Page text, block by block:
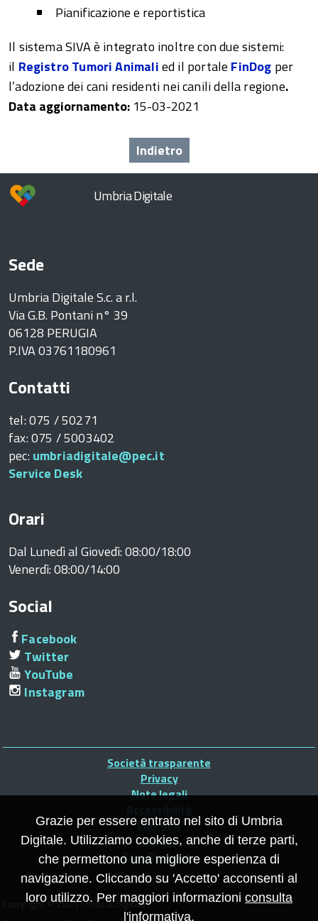
Pianificazione e reportistica
Il sistema SIVA è integrato inoltre con due sistemi:
il Registro Tumori Animalied il portale FinDog per
l’adozione dei cani residenti nei canili della regione.
Data aggiornamento: 15-03-2021
Indietro
Umbria Digitale
Sede
Umbria Digitale S.c. a r.l.
Via G.B. Pontani n° 39
06128 PERUGIA
P.IVA 03761180961
Contatti
tel: 075 / 50271
fax: 075 / 5003402
pec: umbriadigitale@pec.it
Service Desk
Orari
Dal Lunedì al Giovedì: 08:00/18:00
Venerdì: 08:00/14:00
Social
Facebook
Twitter
YouTube
Instagram
pagina
Società trasparente
Privacy
Note legali
Link utili
Credits
Area Riservata
Copyright © 2021 Umbria Digitale
Grazie per essere entrato nel sito di Umbria
Digitale. Utilizziamo cookies, anche di terze parti,
che permettono una migliore esperienza di
navigazione. Cliccando su 'Accetto' acconsenti al
loro utilizzo. Per maggiori informazioni consulta
l'informativa.